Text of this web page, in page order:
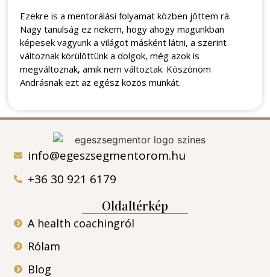
Ezekre is a mentorálási folyamat közben jöttem rá.
Nagy tanulság ez nekem, hogy ahogy magunkban
képesek vagyunk a világot másként látni, a szerint
változnak körülöttünk a dolgok, még azok is
megváltoznak, amik nem változtak. Köszönöm
Andrásnak ezt az egész közös munkát.
info@egeszsegmentorom.hu
+36 30 921 6179
Oldaltérkép
A health coachingról
Rólam
Blog